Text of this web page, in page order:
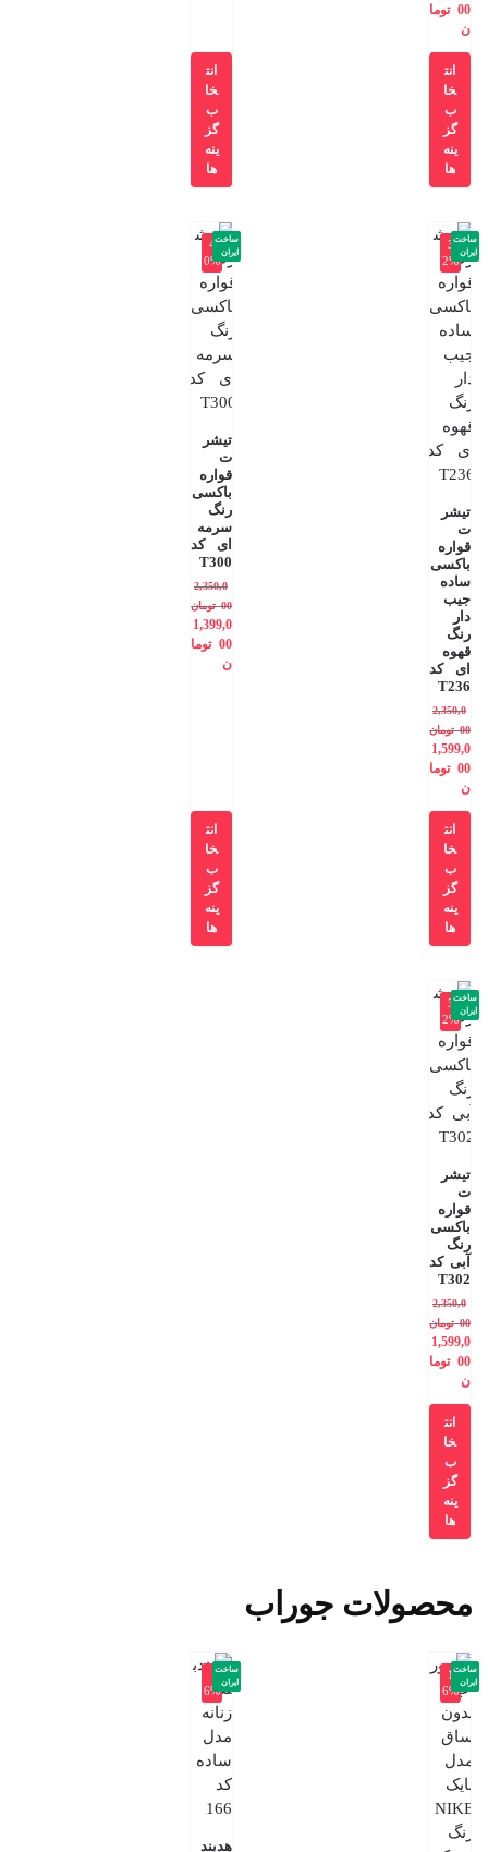
00 توما
ن
انت
خا
ب
گز
ینه
ها
انت
خا
ب
گز
ینه
ها
-3
2%
تیشر
ت
قواره
باکسی
ساده
جیب
دار
رنگ
قهوه
ای کد
T236
2,350,0
00 تومان
1,599,0
00 توما
ن
ساخت
ایران
انت
خا
ب
گز
ینه
ها
-4
0%
تیشر
ت
قواره
باکسی
رنگ
سرمه
ای کد
T300
2,350,0
00 تومان
1,399,0
00 توما
ن
ساخت
ایران
انت
خا
ب
گز
ینه
ها
-3
2%
تیشر
ت
قواره
باکسی
رنگ
آبی کد
T302
2,350,0
00 تومان
1,599,0
00 توما
ن
ساخت
ایران
انت
خا
ب
گز
ینه
ها
محصولات جوراب
-1
6%
ساخت
ایران
-
6%
هدبند
ساخت
ایران